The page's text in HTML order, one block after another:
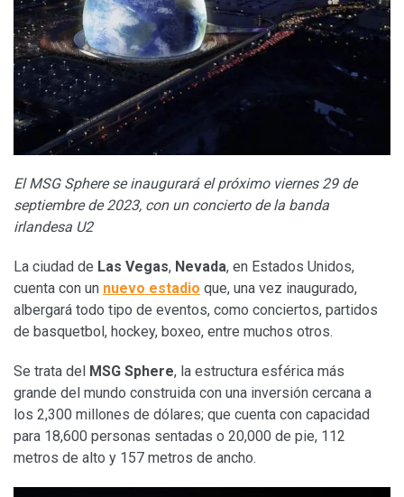
El MSG Sphere se inaugurará el próximo viernes 29 de
septiembre de 2023, con un concierto de la banda
irlandesa U2
La ciudad de Las Vegas, Nevada, en Estados Unidos,
cuenta con un nuevo estadio que, una vez inaugurado,
albergará todo tipo de eventos, como conciertos, partidos
de basquetbol, hockey, boxeo, entre muchos otros.
Se trata del MSG Sphere, la estructura esférica más
grande del mundo construida con una inversión cercana a
los 2,300 millones de dólares; que cuenta con capacidad
para 18,600 personas sentadas o 20,000 de pie, 112
metros de alto y 157 metros de ancho.